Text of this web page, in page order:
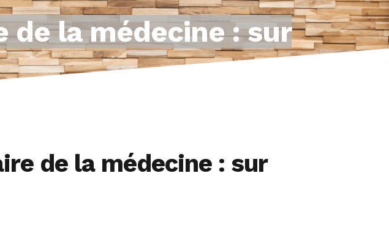
de la médecine : sur
de la médecine : sur